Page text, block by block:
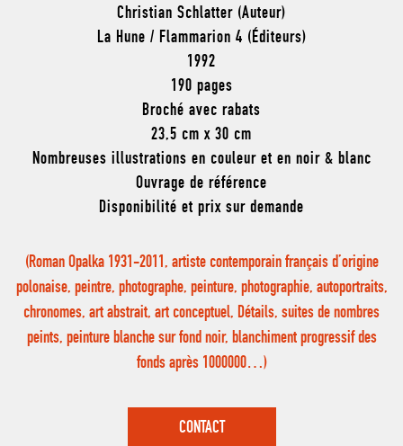
Christian Schlatter (Auteur)
La Hune / Flammarion 4 (Éditeurs)
1992
190 pages
Broché avec rabats
23,5 cm x 30 cm
Nombreuses illustrations en couleur et en noir & blanc
Ouvrage de référence
Disponibilité et prix sur demande
(Roman Opalka 1931-2011, artiste contemporain français d’origine
polonaise, peintre, photographe, peinture, photographie, autoportraits,
chronomes, art abstrait, art conceptuel, Détails, suites de nombres
peints, peinture blanche sur fond noir, blanchiment progressif des
fonds après 1000000…)
CONTACT